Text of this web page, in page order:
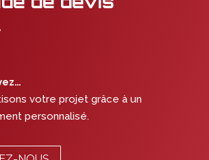
votre projet grâce à un
personnalisé.